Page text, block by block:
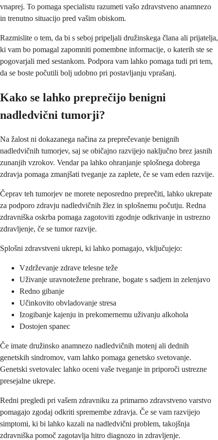
vnaprej. To pomaga specialistu razumeti vašo zdravstveno anamnezo
in trenutno situacijo pred vašim obiskom.
Razmislite o tem, da bi s seboj pripeljali družinskega člana ali prijatelja,
ki vam bo pomagal zapomniti pomembne informacije, o katerih ste se
pogovarjali med sestankom. Podpora vam lahko pomaga tudi pri tem,
da se boste počutili bolj udobno pri postavljanju vprašanj.
Kako se lahko preprečijo benigni
nadledvični tumorji?
Na žalost ni dokazanega načina za preprečevanje benignih
nadledvičnih tumorjev, saj se običajno razvijejo naključno brez jasnih
zunanjih vzrokov. Vendar pa lahko ohranjanje splošnega dobrega
zdravja pomaga zmanjšati tveganje za zaplete, če se vam eden razvije.
Čeprav teh tumorjev ne morete neposredno preprečiti, lahko ukrepate
za podporo zdravju nadledvičnih žlez in splošnemu počutju. Redna
zdravniška oskrba pomaga zagotoviti zgodnje odkrivanje in ustrezno
zdravljenje, če se tumor razvije.
Splošni zdravstveni ukrepi, ki lahko pomagajo, vključujejo:
Vzdrževanje zdrave telesne teže
Uživanje uravnotežene prehrane, bogate s sadjem in zelenjavo
Redno gibanje
Učinkovito obvladovanje stresa
Izogibanje kajenju in prekomernemu uživanju alkohola
Dostojen spanec
Če imate družinsko anamnezo nadledvičnih motenj ali dednih
genetskih sindromov, vam lahko pomaga genetsko svetovanje.
Genetski svetovalec lahko oceni vaše tveganje in priporoči ustrezne
presejalne ukrepe.
Redni pregledi pri vašem zdravniku za primarno zdravstveno varstvo
pomagajo zgodaj odkriti spremembe zdravja. Če se vam razvijejo
simptomi, ki bi lahko kazali na nadledvični problem, takojšnja
zdravniška pomoč zagotavlja hitro diagnozo in zdravljenje.